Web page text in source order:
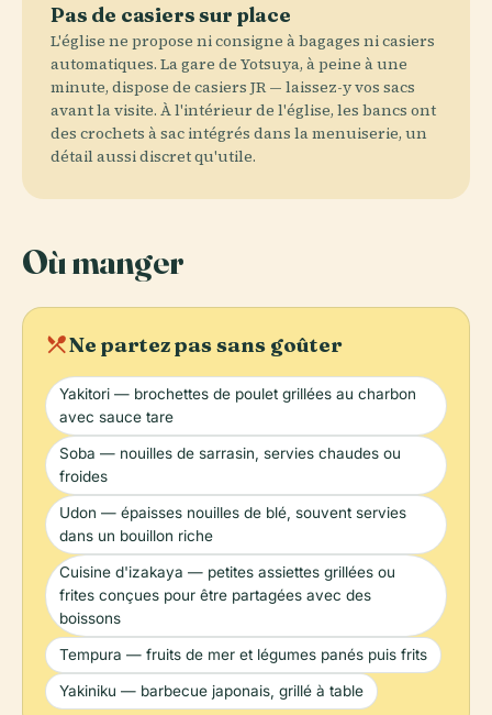
Pas de casiers sur place
L'église ne propose ni consigne à bagages ni casiers
automatiques. La gare de Yotsuya, à peine à une
minute, dispose de casiers JR — laissez-y vos sacs
avant la visite. À l'intérieur de l'église, les bancs ont
des crochets à sac intégrés dans la menuiserie, un
détail aussi discret qu'utile.
Où manger
local_diningNe partez pas sans goûter
Yakitori — brochettes de poulet grillées au charbon
avec sauce tare
Soba — nouilles de sarrasin, servies chaudes ou
froides
Udon — épaisses nouilles de blé, souvent servies
dans un bouillon riche
Cuisine d'izakaya — petites assiettes grillées ou
frites conçues pour être partagées avec des
boissons
Tempura — fruits de mer et légumes panés puis frits
Yakiniku — barbecue japonais, grillé à table